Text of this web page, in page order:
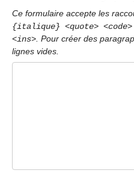
Ce formulaire accepte les
{italique} <quote> <code>
<ins> . Pour créer des
lignes vides.